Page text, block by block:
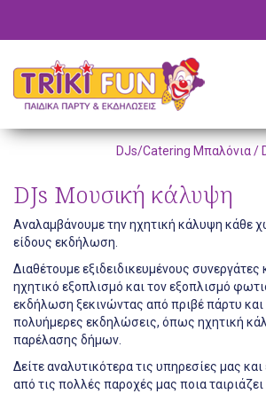
DJs/Catering Μπαλόνια /
DJs Μουσική κάλυψη
Αναλαμβάνουμε την ηχητική κάλυψη κάθε
είδους εκδήλωση.
Διαθέτουμε εξιδειδικευμένους συνεργάτες
ηχητικό εξοπλισμό και τον εξοπλισμό
εκδήλωση ξεκινώντας από πριβέ πάρτυ και
πολυήμερες εκδηλώσεις, όπως ηχητική
παρέλασης δήμων.
Δείτε αναλυτικότερα τις υπηρεσίες μας
από τις πολλές παροχές μας ποια ταιριάζει